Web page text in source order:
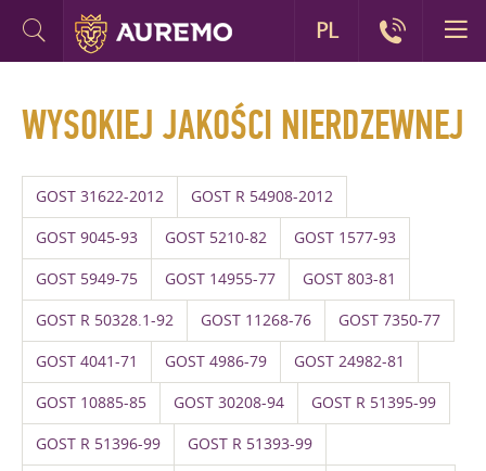
WYSOKIEJ JAKOŚCI NIERDZEWNEJ
GOST 31622-2012 GOST R 54908-2012
GOST 9045-93 GOST 5210-82 GOST 1577-93
GOST 5949-75 GOST 14955-77 GOST 803-81
GOST R 50328.1-92 GOST 11268-76 GOST 7350-77
GOST 4041-71 GOST 4986-79 GOST 24982-81
GOST 10885-85 GOST 30208-94 GOST R 51395-99
GOST R 51396-99 GOST R 51393-99
PL